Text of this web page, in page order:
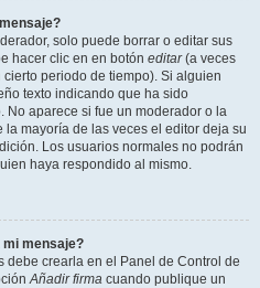
solo puede borrar o editar sus
hacer clic en en botón editar(a veces
periodo de tiempo). Si alguien
texto indicando que ha sido
No aparece si fue un moderador o la
mayoría de las veces el editor deja su
Los usuarios normales no podrán
haya respondido al mismo.
mi mensaje?
debe crearla en el Panel de Control de
Añadir firma cuando publique un